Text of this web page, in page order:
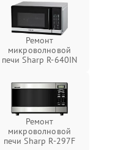
Ремонт
микроволновой
печи Sharp R-640IN
Ремонт
микроволновой
печи Sharp R-297F